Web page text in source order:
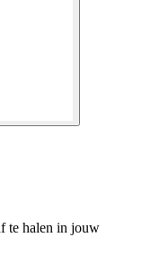
te halen in jouw